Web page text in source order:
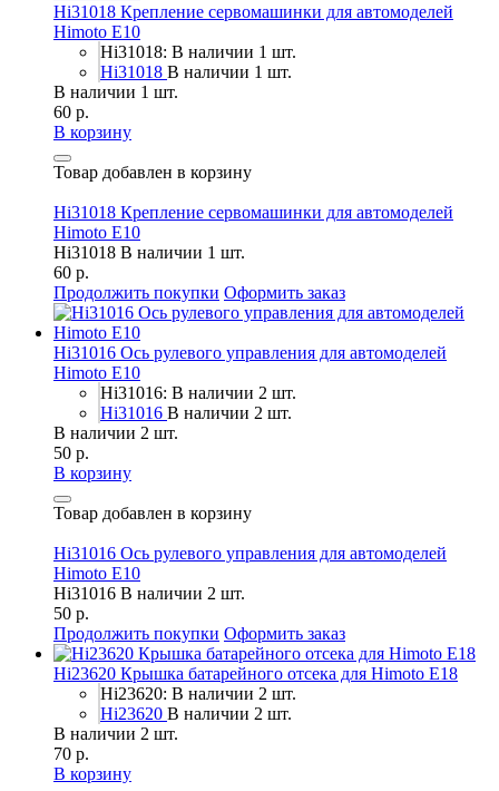
Hi31018 Крепление сервомашинки для автомоделей
Himoto E10
Hi31018: В наличии 1 шт.
Hi31018 В наличии 1 шт.
В наличии 1 шт.
60 р.
В корзину
Товар добавлен в корзину
Hi31018 Крепление сервомашинки для автомоделей
Himoto E10
Hi31018 В наличии 1 шт.
60 р.
Продолжить покупки Оформить заказ
Hi31016 Ось рулевого управления для автомоделей
Himoto E10
Hi31016: В наличии 2 шт.
Hi31016 В наличии 2 шт.
В наличии 2 шт.
50 р.
В корзину
Товар добавлен в корзину
Hi31016 Ось рулевого управления для автомоделей
Himoto E10
Hi31016 В наличии 2 шт.
50 р.
Продолжить покупки Оформить заказ
Hi23620 Крышка батарейного отсека для Himoto E18
Hi23620: В наличии 2 шт.
Hi23620 В наличии 2 шт.
В наличии 2 шт.
70 р.
В корзину